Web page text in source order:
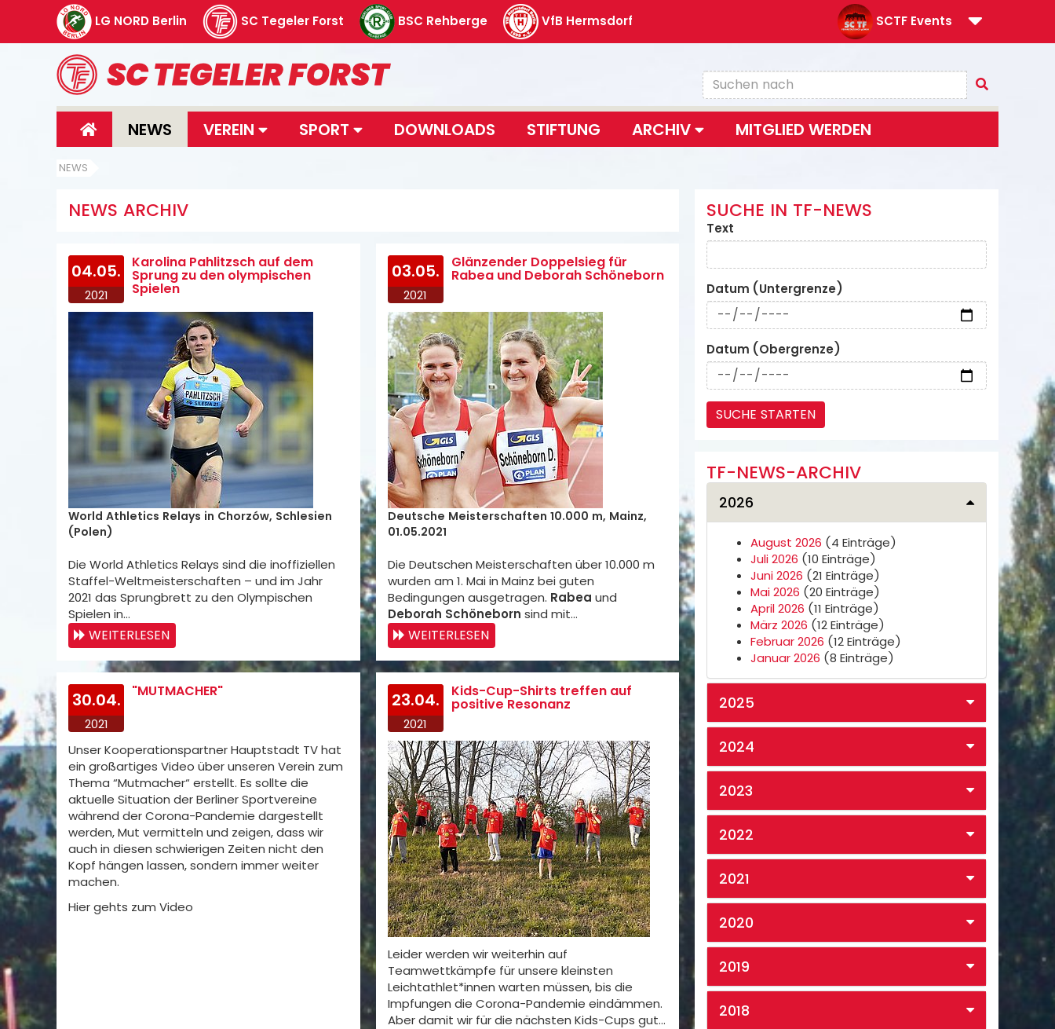
LG NORD Berlin SC Tegeler Forst BSC Rehberge VfB Hermsdorf SCTF Events
NEWS VEREIN SPORT DOWNLOADS STIFTUNG ARCHIV MITGLIED WERDEN
NEWS
NEWS ARCHIV
04.05.
2021
Karolina Pahlitzsch auf dem
Sprung zu den olympischen
Spielen
World Athletics Relays in Chorzów, Schlesien
(Polen)
Die World Athletics Relays sind die inoffiziellen
Staffel-Weltmeisterschaften – und im Jahr
2021 das Sprungbrett zu den Olympischen
Spielen in…
WEITERLESEN
03.05.
2021
Glänzender Doppelsieg für
Rabea und Deborah Schöneborn
Deutsche Meisterschaften 10.000 m, Mainz,
01.05.2021
Die Deutschen Meisterschaften über 10.000 m
wurden am 1. Mai in Mainz bei guten
Bedingungen ausgetragen. Rabea und
Deborah Schöneborn sind mit…
WEITERLESEN
30.04.
2021
"MUTMACHER"
Unser Kooperationspartner Hauptstadt TV hat
ein großartiges Video über unseren Verein zum
Thema “Mutmacher“ erstellt. Es sollte die
aktuelle Situation der Berliner Sportvereine
während der Corona-Pandemie dargestellt
werden, Mut vermitteln und zeigen, dass wir
auch in diesen schwierigen Zeiten nicht den
Kopf hängen lassen, sondern immer weiter
machen.
Hier gehts zum Video
23.04.
2021
Kids-Cup-Shirts treffen auf
positive Resonanz
Leider werden wir weiterhin auf
Teamwettkämpfe für unsere kleinsten
Leichtathlet*innen warten müssen, bis die
Impfungen die Corona-Pandemie eindämmen.
Aber damit wir für die nächsten Kids-Cups gut…
SUCHE IN TF-NEWS
Text
Datum (Untergrenze)
Datum (Obergrenze)
TF-NEWS-ARCHIV
2026
August 2026 (4 Einträge)
Juli 2026 (10 Einträge)
Juni 2026 (21 Einträge)
Mai 2026 (20 Einträge)
April 2026 (11 Einträge)
März 2026 (12 Einträge)
Februar 2026 (12 Einträge)
Januar 2026 (8 Einträge)
2025
2024
2023
2022
2021
2020
2019
2018